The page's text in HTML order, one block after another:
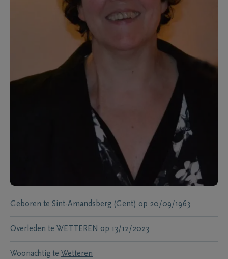
Geboren te Sint-Amandsberg (Gent) op 20/09/1963
Overleden te WETTEREN op 13/12/2023
Woonachtig te Wetteren